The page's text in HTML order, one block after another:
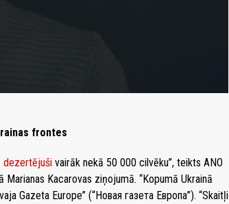
frontes
dezertējuši vairāk nekā 50 000 cilvēku”, teikts ANO
Kacarovas ziņojumā. “Kopumā Ukrainā
Gazeta Europe” (“Новая газета Европа”). “Skaitļi